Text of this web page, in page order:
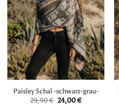
Paisley Schal -schwarz-grau-
29,90€ Ursprünglicher
Preis
24,00€Aktueller